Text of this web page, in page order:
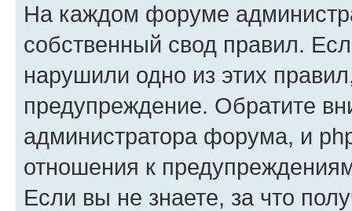
На каждом форуме
собственный свод правил.
нарушили одно из этих
предупреждение. Обратите
администратора форума, и
отношения к
Если вы не знаете, за что